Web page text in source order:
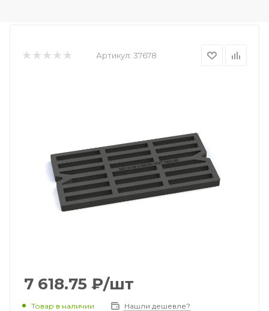
Артикул: 37678
7 618.75 ₽/шт
Товар в наличии Нашли дешевле?